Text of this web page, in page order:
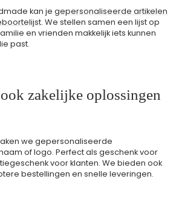
kan je gepersonaliseerde artikelen
. We stellen samen een lijst op
en vrienden makkelijk iets kunnen
past.
zakelijke oplossingen
we gepersonaliseerde
of logo. Perfect als geschenk voor
voor klanten. We bieden ook
bestellingen en snelle leveringen.